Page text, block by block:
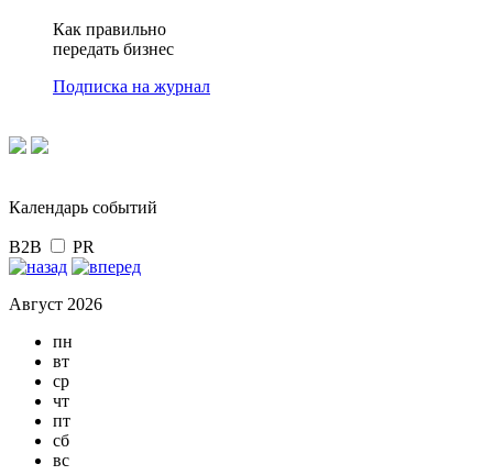
Как правильно
передать бизнес
Подписка на журнал
Календарь событий
B2B PR
Август 2026
пн
вт
ср
чт
пт
сб
вс